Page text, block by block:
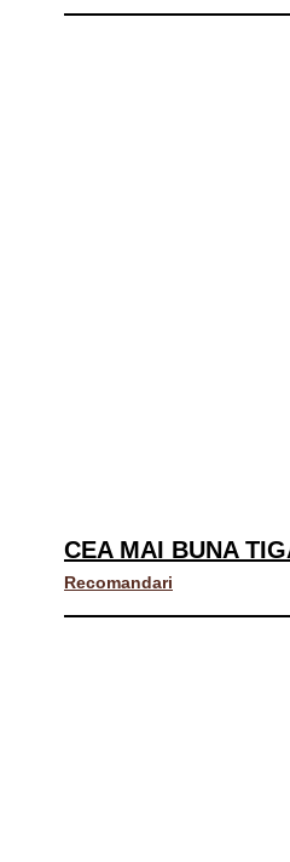
CEA MAI BUNA
Recomandari